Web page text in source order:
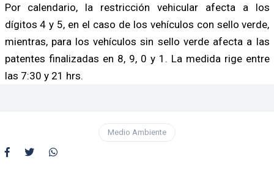
Por calendario, la restricción vehicular afecta a los
dígitos 4 y 5, en el caso de los vehículos con sello verde,
mientras, para los vehículos sin sello verde afecta a las
patentes finalizadas en 8, 9, 0 y 1. La medida rige entre
las 7:30 y 21 hrs.
Medio Ambiente